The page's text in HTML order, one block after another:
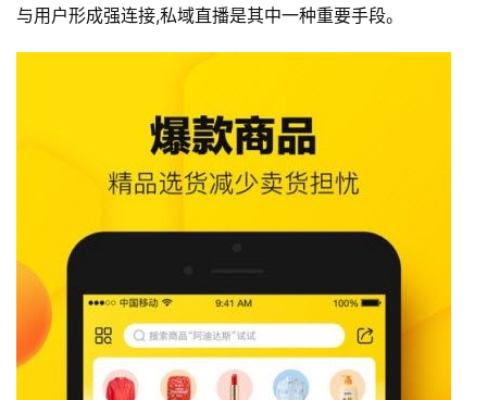
与用户形成强连接,私域直播是其中一种重要手段。